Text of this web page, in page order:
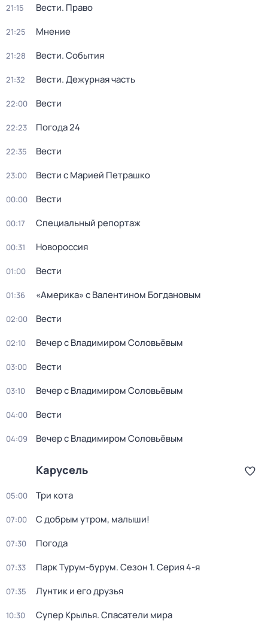
21:15 Вести. Право
21:25 Мнение
21:28 Вести. События
21:32 Вести. Дежурная часть
22:00 Вести
22:23 Погода 24
22:35 Вести
23:00 Вести с Марией Петрашко
00:00 Вести
00:17 Специальный репортаж
00:31 Новороссия
01:00 Вести
01:36 «Америка» с Валентином Богдановым
02:00 Вести
02:10 Вечер с Владимиром Соловьёвым
03:00 Вести
03:10 Вечер с Владимиром Соловьёвым
04:00 Вести
04:09 Вечер с Владимиром Соловьёвым
Карусель
05:00 Три кота
07:00 С добрым утром, малыши!
07:30 Погода
07:33 Парк Турум-бурум. Сезон 1. Серия 4-я
07:35 Лунтик и его друзья
10:30 Супер Крылья. Спасатели мира